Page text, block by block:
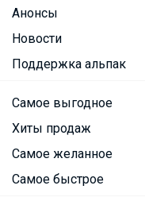
Анонсы
Новости
Поддержка альпак
Самое выгодное
Хиты продаж
Самое желанное
Самое быстрое